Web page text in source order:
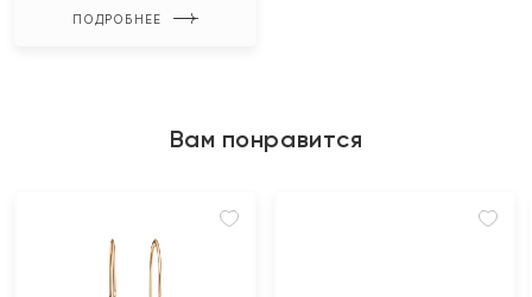
ПОДРОБНЕЕ
Вам понравится